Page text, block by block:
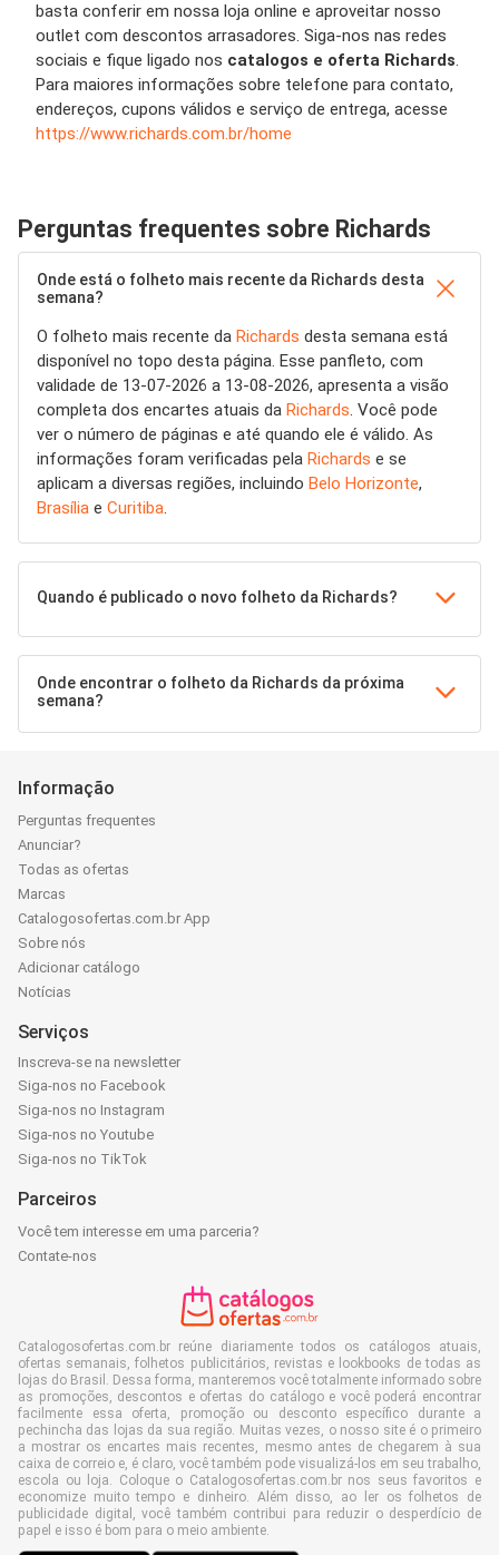
basta conferir em nossa loja online e aproveitar nosso
outlet com descontos arrasadores. Siga-nos nas redes
sociais e fique ligado nos catalogos e oferta Richards.
Para maiores informações sobre telefone para contato,
endereços, cupons válidos e serviço de entrega, acesse
https://www.richards.com.br/home
Perguntas frequentes sobre Richards
Onde está o folheto mais recente da Richards desta
semana?
O folheto mais recente da Richards desta semana está
disponível no topo desta página. Esse panfleto, com
validade de 13-07-2026 a 13-08-2026, apresenta a visão
completa dos encartes atuais da Richards. Você pode
ver o número de páginas e até quando ele é válido. As
informações foram verificadas pela Richards e se
aplicam a diversas regiões, incluindo Belo Horizonte,
Brasília e Curitiba.
Quando é publicado o novo folheto da Richards?
Onde encontrar o folheto da Richards da próxima
semana?
Informação
Perguntas frequentes
Anunciar?
Todas as ofertas
Marcas
Catalogosofertas.com.br App
Sobre nós
Adicionar catálogo
Notícias
Serviços
Inscreva-se na newsletter
Siga-nos no Facebook
Siga-nos no Instagram
Siga-nos no Youtube
Siga-nos no TikTok
Parceiros
Você tem interesse em uma parceria?
Contate-nos
Catalogosofertas.com.br reúne diariamente todos os catálogos atuais,
ofertas semanais, folhetos publicitários, revistas e lookbooks de todas as
lojas do Brasil. Dessa forma, manteremos você totalmente informado sobre
as promoções, descontos e ofertas do catálogo e você poderá encontrar
facilmente essa oferta, promoção ou desconto específico durante a
pechincha das lojas da sua região. Muitas vezes, o nosso site é o primeiro
a mostrar os encartes mais recentes, mesmo antes de chegarem à sua
caixa de correio e, é claro, você também pode visualizá-los em seu trabalho,
escola ou loja. Coloque o Catalogosofertas.com.br nos seus favoritos e
economize muito tempo e dinheiro. Além disso, ao ler os folhetos de
publicidade digital, você também contribui para reduzir o desperdício de
papel e isso é bom para o meio ambiente.